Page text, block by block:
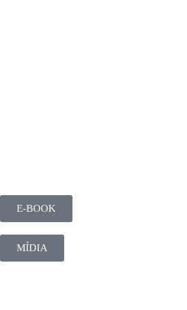
E-BOOK
MÍDIA